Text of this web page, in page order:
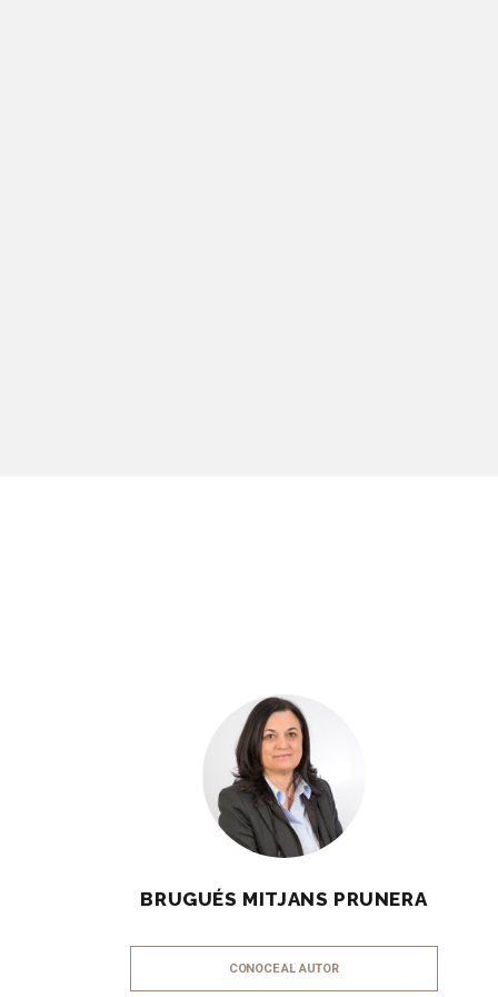
BRUGUÉS MITJANS PRUNERA
CONOCE AL AUTOR